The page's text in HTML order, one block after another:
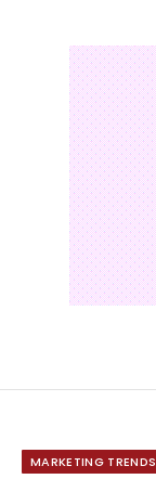
MARKETING TRENDS